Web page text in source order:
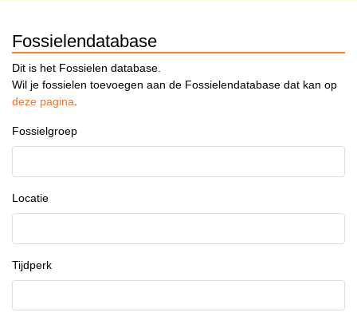
Fossielendatabase
Dit is het Fossielen database.
Wil je fossielen toevoegen aan de Fossielendatabase dat kan op
deze pagina.
Fossielgroep
Locatie
Tijdperk